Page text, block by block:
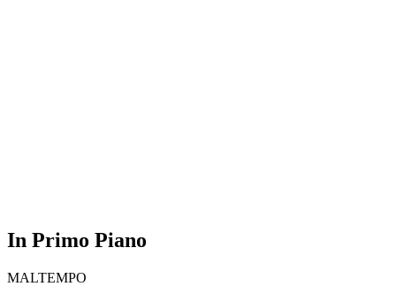
In Primo Piano
MALTEMPO